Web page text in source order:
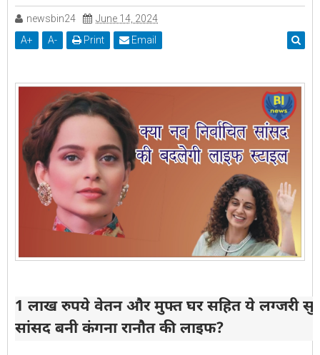
newsbin24
June 14, 2024
A+ A- Print Email
1 लाख रुपये वेतन और मुफ्त घर सहित ये लग्जरी
सांसद बनी कंगना रानौत की लाइफ?